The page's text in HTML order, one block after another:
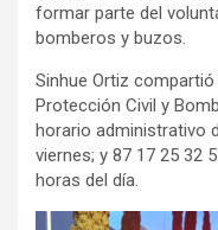
formar parte del
bomberos y buzos.
Sinhue Ortiz
Protección Civil y
horario administrativo
viernes; y 87 17 25 32
horas del día.